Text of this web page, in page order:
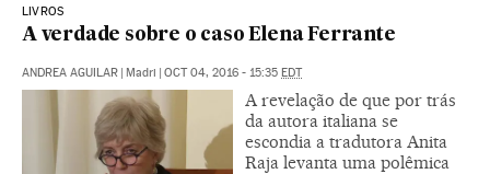
LIVROS
A verdade sobre o caso Elena Ferrante
ANDREA AGUILAR | Madri | OCT 04, 2016 - 15:35 EDT
A revelação de que por trás
da autora italiana se
escondia a tradutora Anita
Raja levanta uma polêmica